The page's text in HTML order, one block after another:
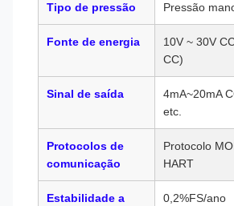
Tipo de pressão Pressão
Fonte de energia
10V ~ 30V
CC)
Sinal de saída
4mA~20mA
etc.
Protocolos de
comunicação
Protocolo
HART
Estabilidade a
0,2%FS/ano